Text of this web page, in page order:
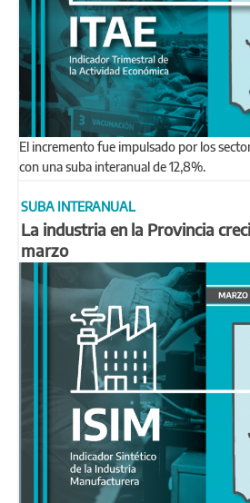
El incremento fue impulsado por los sectores productores de bienes,
con una suba interanual de 12,8%.
SUBA INTERANUAL
La industria en la Provincia
marzo